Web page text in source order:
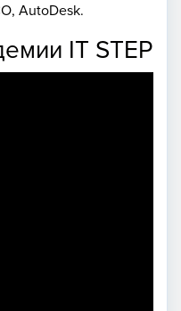
AutoDesk.
IT STEP